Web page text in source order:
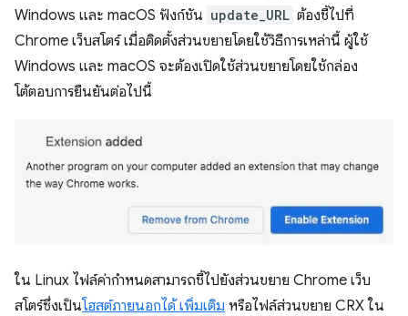
Windows และ macOS ฟังก์ชัน update_URL ต้องชี้ไปที่
Chrome เว็บสโตร์ เมื่อติดตั้งส่วนขยายโดยใช้วิธีการเหล่านี้ ผู้ใช้
Windows และ macOS จะต้องเปิดใช้ส่วนขยายโดยใช้กล่อง
โต้ตอบการยืนยันต่อไปนี้
ใน Linux ไฟล์ค่ากำหนดสามารถชี้ไปยังส่วนขยาย Chrome เว็บ
สโตร์ซึ่งเป็นโฮสต์ภายนอกได้ เพิ่มเติม หรือไฟล์ส่วนขยาย CRX ใน